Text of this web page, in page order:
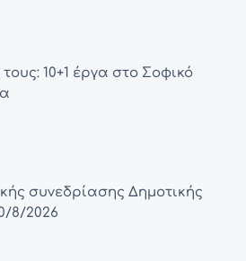
10+1 έργα στο Σοφικό
συνεδρίασης Δημοτικής
8/2026